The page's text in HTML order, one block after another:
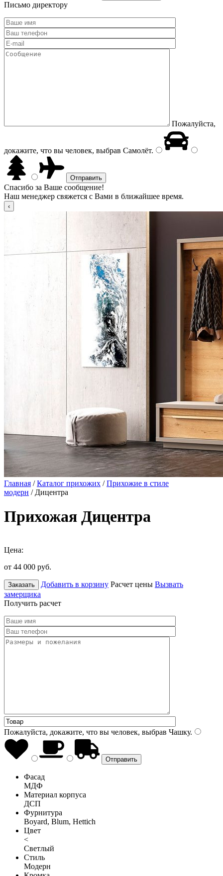
Письмо директору
Пожалуйста,
докажите, что вы человек, выбрав Самолёт.
Спасибо за Ваше сообщение!
Наш менеджер свяжется с Вами в ближайшее время.
Главная /Каталог прихожих /Прихожие в стиле
модерн / Дицентра
Прихожая Дицентра
Цена:
от 44 000 руб.
Заказать Добавить в корзину Расчет цены Вызвать
замерщика
Получить расчет
Пожалуйста, докажите, что вы человек, выбрав Чашку.
Фасад
МДФ
Материал корпуса
ДСП
Фурнитура
Boyard, Blum, Hettich
Цвет
<
Светлый
Стиль
Модерн